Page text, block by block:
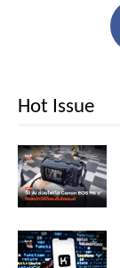
Hot Issue